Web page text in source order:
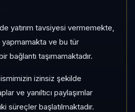
yatırım tavsiyesi vermemekte,
yapmamakta ve bu tür
bağlantı taşımamaktadır.
izinsiz şekilde
ve yanıltıcı paylaşımlar
süreçler başlatılmaktadır.
içi sıra